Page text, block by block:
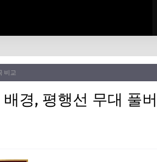
비교
경, 평행선 무대 풀버